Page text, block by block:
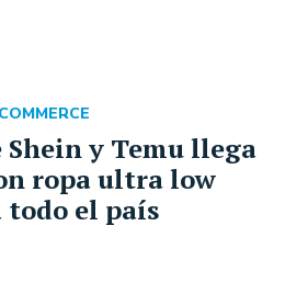
y Temu llega
ropa ultra low
todo el país